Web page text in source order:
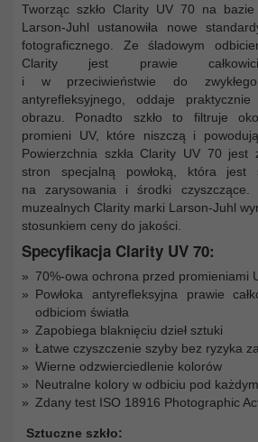
Tworząc szkło Clarity UV 70 na bazie
Larson-Juhl ustanowiła nowe
fotograficznego. Ze śladowym
Clarity jest prawie
i w przeciwieństwie do
antyrefleksyjnego, oddaje
obrazu. Ponadto szkło to filtruje
promieni UV, które niszczą i
Powierzchnia szkła Clarity UV 70 jest
stron specjalną powłoką, która jest
na zarysowania i środki czyszczące.
muzealnych Clarity marki Larson-Juhl
stosunkiem ceny do jakości.
Specyfikacja Clarity UV 70:
70%-owa ochrona przed promieniami
Powłoka antyrefleksyjna prawie
odbiciom światła
Zapobiega blaknięciu dzieł sztuki
Łatwe czyszczenie szyby bez ryzyka
Wierne odzwierciedlenie kolorów
Neutralne kolory w odbiciu pod
Zdany test ISO 18916 Photographic
Sztuczne szkło: